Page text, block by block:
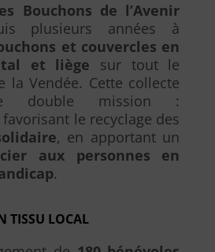
Bouchons de l’Avenir
plusieurs années à
et couvercles en
et liège sur tout le
la Vendée. Cette collecte
double mission :
favorisant le recyclage des
, en apportant un
aux personnes en
.
TISSU LOCAL